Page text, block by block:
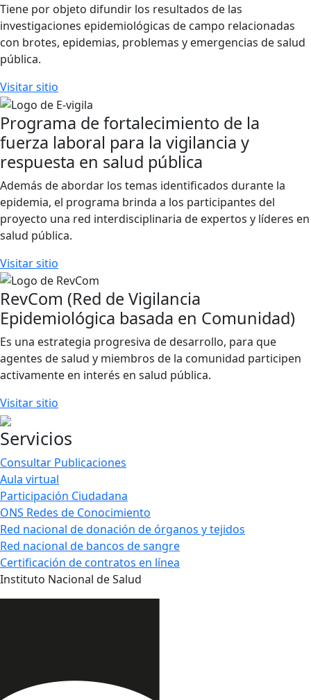
Tiene por objeto difundir los resultados de las
investigaciones epidemiológicas de campo relacionadas
con brotes, epidemias, problemas y emergencias de salud
pública.
Visitar sitio
Programa de fortalecimiento de la
fuerza laboral para la vigilancia y
respuesta en salud pública
Además de abordar los temas identificados durante la
epidemia, el programa brinda a los participantes del
proyecto una red interdisciplinaria de expertos y líderes en
salud pública.
Visitar sitio
RevCom (Red de Vigilancia
Epidemiológica basada en Comunidad)
Es una estrategia progresiva de desarrollo, para que
agentes de salud y miembros de la comunidad participen
activamente en interés en salud pública.
Visitar sitio
Servicios
Consultar Publicaciones
Aula virtual
Participación Ciudadana
ONS Redes de Conocimiento
Red nacional de donación de órganos y tejidos
Red nacional de bancos de sangre
Certificación de contratos en línea
Instituto Nacional de Salud